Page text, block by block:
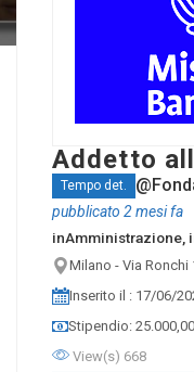
Addetto
Tempo det.
pubblicato 2 mesi fa
inAmministrazione ,
Milano - Via Ronchi
Inserito il : 17/06/
Stipendio:
View(s) 668